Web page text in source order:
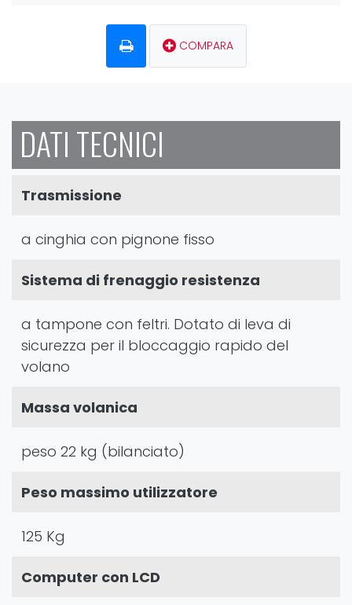
COMPARA
DATI TECNICI
Trasmissione
a cinghia con pignone fisso
Sistema di frenaggio resistenza
a tampone con feltri. Dotato di leva di
sicurezza per il bloccaggio rapido del
volano
Massa volanica
peso 22 kg (bilanciato)
Peso massimo utilizzatore
125 Kg
Computer con LCD